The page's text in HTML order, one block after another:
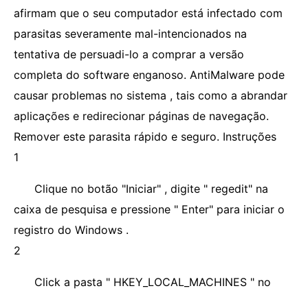
afirmam que o seu computador está infectado com
parasitas severamente mal-intencionados na
tentativa de persuadi-lo a comprar a versão
completa do software enganoso. AntiMalware pode
causar problemas no sistema , tais como a abrandar
aplicações e redirecionar páginas de navegação.
Remover este parasita rápido e seguro. Instruções
1
Clique no botão "Iniciar" , digite " regedit" na
caixa de pesquisa e pressione " Enter" para iniciar o
registro do Windows .
2
Click a pasta " HKEY_LOCAL_MACHINES " no